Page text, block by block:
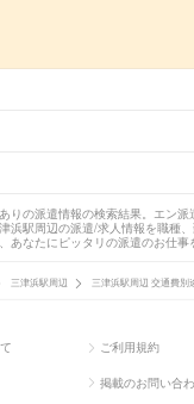
りの派遣情報の検索結果。エン
浜駅周辺の派遣/求人情報を職種、
あなたにピッタリの派遣のお仕事
三津浜駅周辺 三津浜駅周辺 交通費別
ご利用規約
掲載のお問い合